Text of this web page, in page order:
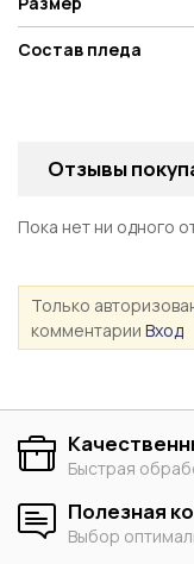
Состав пледа
Отзывы
Пока нет ни одного
Только
комментарии Вход
Быстрая
Полезная
Выбор